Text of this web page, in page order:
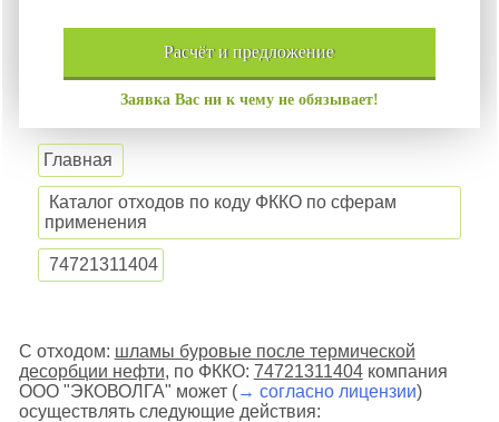
расчёт ипредложение
Заявка Вас ни к чему не обязывает!
Главная
Каталог отходов по коду ФККО по сферам
применения
74721311404
С отходом: шламы буровые после термической
десорбции нефти, по ФККО: 74721311404компания
ООО "ЭКОВОЛГА" может (→ согласно лицензии)
осуществлять следующие действия: